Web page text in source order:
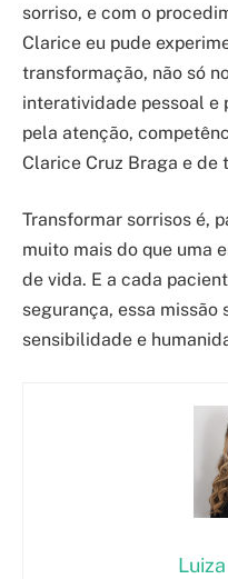
sorriso, e com o
Clarice eu pude
transformação, não só
interatividade pessoal e
pela atenção,
Clarice Cruz Braga e de
Transformar sorrisos é,
muito mais do que uma
de vida. E a cada
segurança, essa
sensibilidade e